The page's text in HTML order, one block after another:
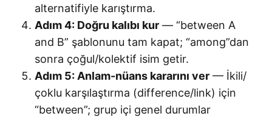
alternatifiyle karıştırma.
Adım 4: Doğru kalıbı kur — “between A
and B” şablonunu tam kapat; “among”dan
sonra çoğul/kolektif isim getir.
Adım 5: Anlam-nüans kararını ver — İkili/
çoklu karşılaştırma (difference/link) için
“between”; grup içi genel durumlar